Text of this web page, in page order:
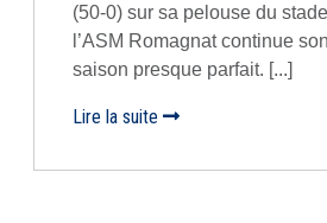
(50-0) sur sa pelouse du
l’ASM Romagnat continue
saison presque parfait. [...]
Lire la suite